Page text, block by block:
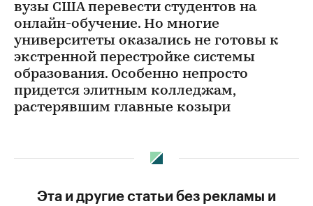
вузы США перевести студентов на
онлайн-обучение. Но многие
университеты оказались не готовы к
экстренной перестройке системы
образования. Особенно непросто
придется элитным колледжам,
растерявшим главные козыри
Эта и другие статьи без рекламы и